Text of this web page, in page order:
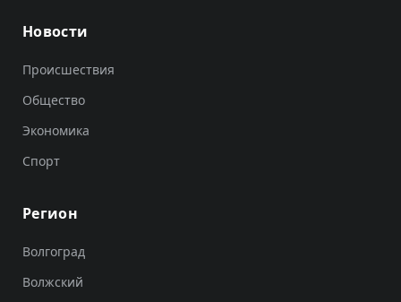
Новости
Происшествия
Общество
Экономика
Спорт
Регион
Волгоград
Волжский